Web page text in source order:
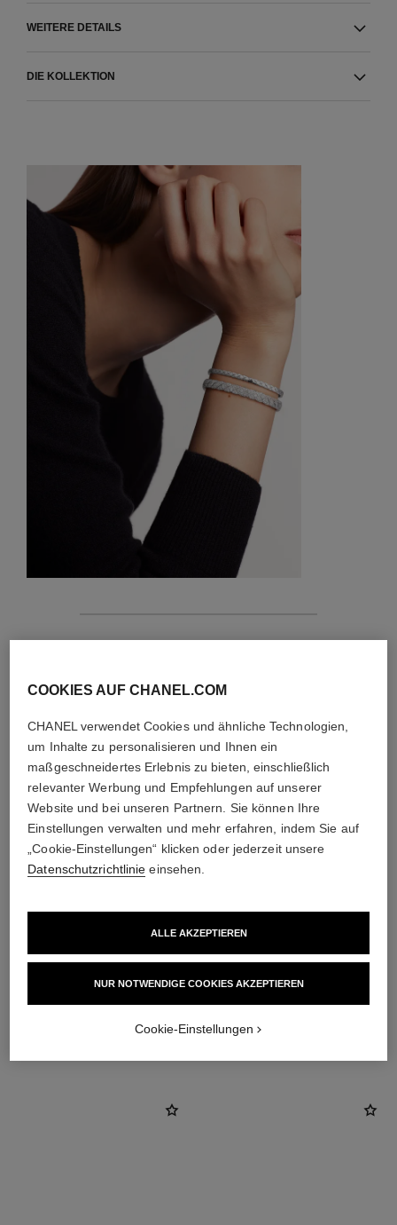
WEITERE DETAILS
DIE KOLLEKTION
details der kreation
PFLEGEHINWEISE
18 Karat Weißgold
ENTDECKEN SIE AUCH
COOKIES AUF CHANEL.COM
CHANEL verwendet Cookies und ähnliche Technologien,
um Inhalte zu personalisieren und Ihnen ein
maßgeschneidertes Erlebnis zu bieten, einschließlich
relevanter Werbung und Empfehlungen auf unserer
Website und bei unseren Partnern. Sie können Ihre
Einstellungen verwalten und mehr erfahren, indem Sie auf
„Cookie-Einstellungen“ klicken oder jederzeit unsere
Datenschutzrichtlinie einsehen.
NUR NOTWENDIGE COOKIES AKZEPTIEREN
ALLE AKZEPTIEREN
Cookie-Einstellungen